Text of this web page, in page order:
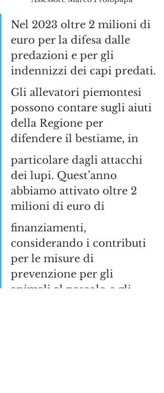
Nel 2023 oltre 2 milioni di
euro per la difesa dalle
predazioni e per gli
indennizzi dei capi predati.
Gli allevatori piemontesi
possono contare sugli aiuti
della Regione per
difendere il bestiame, in
particolare dagli attacchi
dei lupi. Quest’anno
abbiamo attivato oltre 2
milioni di euro di
finanziamenti,
considerando i contributi
per le misure di
prevenzione per gli
animali al pascolo e gli